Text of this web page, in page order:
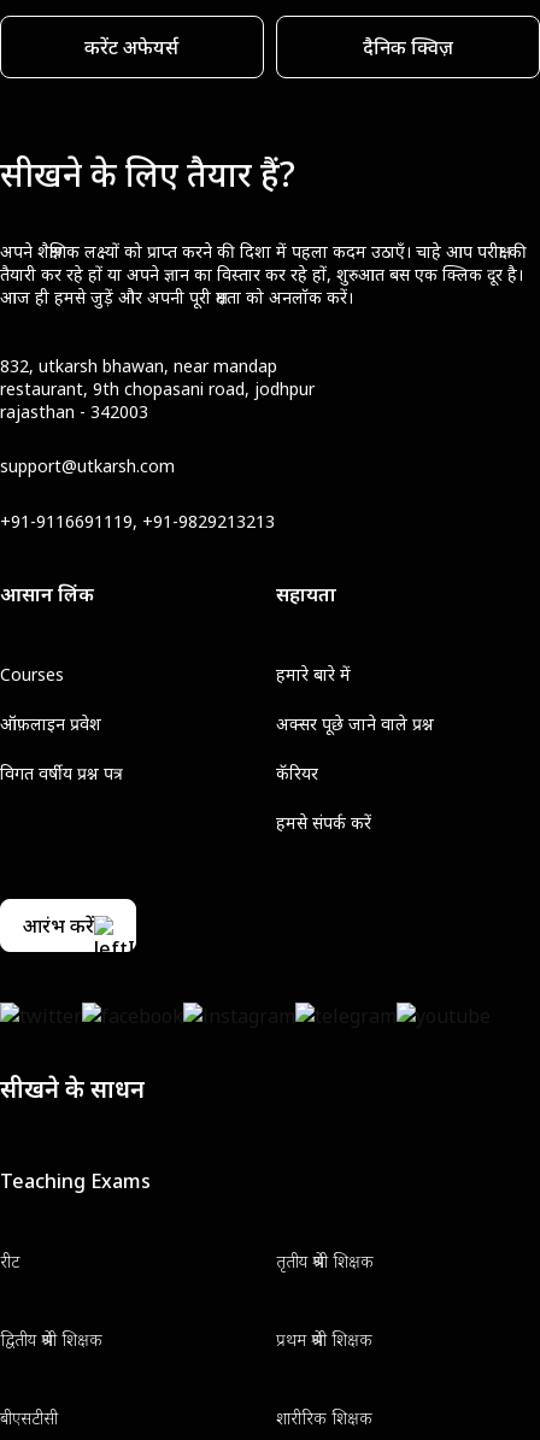
करेंट अफेयर्स दैनिक क्विज़
सीखने के लिए तैयार हैं?
अपने शैक्षणिक लक्ष्यों को प्राप्त करने की दिशा में पहला कदम उठाएँ। चाहे आप परीक्षा की
तैयारी कर रहे हों या अपने ज्ञान का विस्तार कर रहे हों, शुरुआत बस एक क्लिक दूर है।
आज ही हमसे जुड़ें और अपनी पूरी क्षमता को अनलॉक करें।
832, utkarsh bhawan, near mandap
restaurant, 9th chopasani road, jodhpur
rajasthan - 342003
support@utkarsh.com
+91-9116691119, +91-9829213213
आसान लिंक
Courses
ऑफ़लाइन प्रवेश
विगत वर्षीय प्रश्न पत्र
सहायता
हमारे बारे में
अक्सर पूछे जाने वाले प्रश्न
कॅरियर
हमसे संपर्क करें
आरंभ करें
सीखने के साधन
Teaching Exams
रीट तृतीय श्रेणी शिक्षक
द्वितीय श्रेणी शिक्षक प्रथम श्रेणी शिक्षक
बीएसटीसी शारीरिक शिक्षक